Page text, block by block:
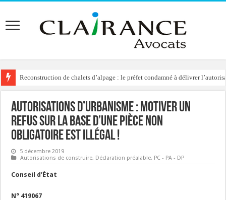
Reconstruction de chalets d’alpage : le préfet condamné à délivrer
Autorisations d’urbanisme : motiver un
refus sur la base d’une pièce non
obligatoire est illégal !
5 décembre 2019
Autorisations de construire, Déclaration préalable, PC - PA - DP
Conseil d’État
N° 419067